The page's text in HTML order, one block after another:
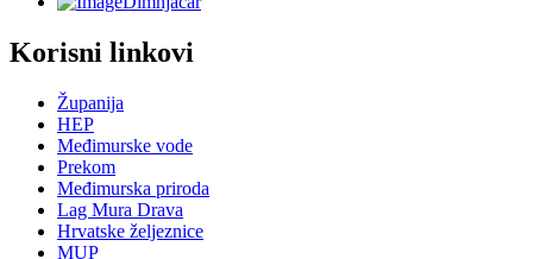
Korisni linkovi
Županija
HEP
Međimurske vode
Prekom
Međimurska priroda
Lag Mura Drava
Hrvatske željeznice
MUP